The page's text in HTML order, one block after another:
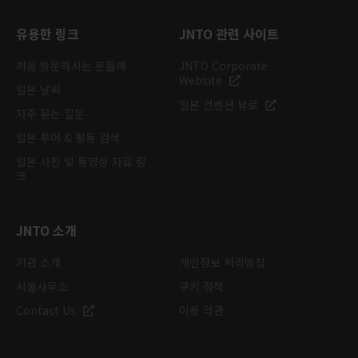
유용한 링크 JNTO 관련 사이트
JNTO 소개